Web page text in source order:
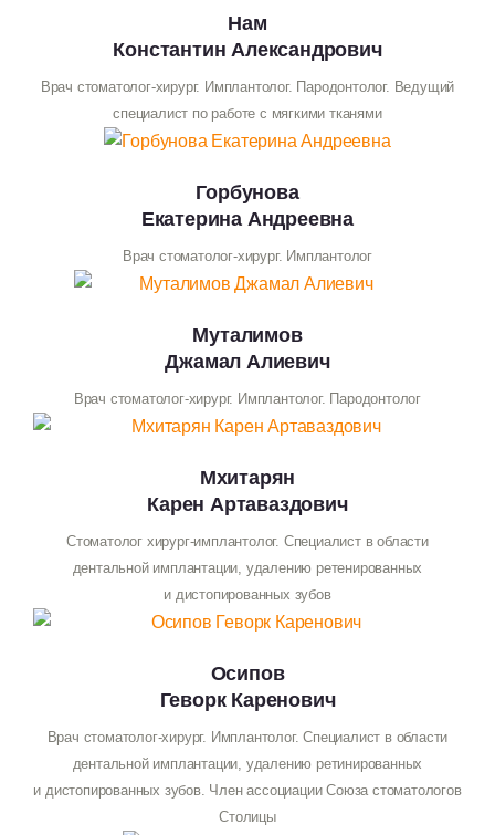
Нам
Константин Александрович
Врач стоматолог-хирург. Имплантолог. Пародонтолог. Ведущий
специалист по работе с мягкими тканями
Горбунова
Екатерина Андреевна
Врач стоматолог-хирург. Имплантолог
Муталимов
Джамал Алиевич
Врач стоматолог-хирург. Имплантолог. Пародонтолог
Мхитарян
Карен Артаваздович
Стоматолог хирург-имплантолог. Специалист в области
дентальной имплантации, удалению ретенированных
и дистопированных зубов
Осипов
Геворк Каренович
Врач стоматолог-хирург. Имплантолог. Специалист в области
дентальной имплантации, удалению ретинированных
и дистопированных зубов. Член ассоциации Союза стоматологов
Столицы